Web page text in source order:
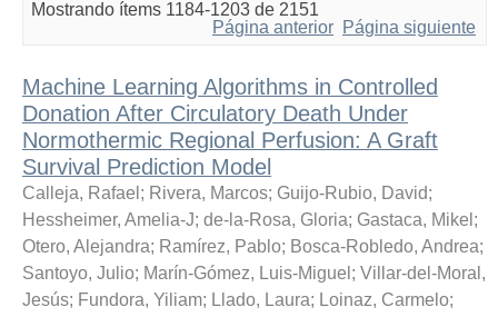
Mostrando ítems 1184-1203 de 2151
Página anterior Página siguiente
Machine Learning Algorithms in Controlled
Donation After Circulatory Death Under
Normothermic Regional Perfusion: A Graft
Survival Prediction Model
Calleja, Rafael ; Rivera, Marcos; Guijo-Rubio, David;
Hessheimer, Amelia-J; de-la-Rosa, Gloria; Gastaca, Mikel ;
Otero, Alejandra; Ramírez, Pablo; Bosca-Robledo, Andrea;
Santoyo, Julio; Marín-Gómez, Luis-Miguel ; Villar-del-Moral,
Jesús; Fundora, Yiliam; Llado, Laura; Loinaz, Carmelo;